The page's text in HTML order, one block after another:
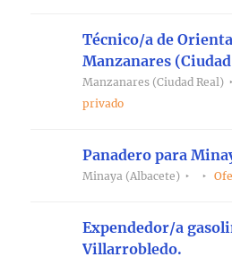
Técnico/a de
Manzanares
Manzanares (Ciudad Real)
privado
Panadero para
Minaya (Albacete)
Expendedor/a
Villarrobledo.